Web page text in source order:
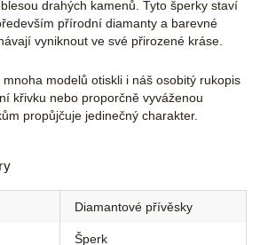
drahých kamenů. Tyto šperky staví
přírodní diamanty a barevné
vyniknout ve své přirozené kráse.
modelů otiskli i náš osobitý rukopis
křivku nebo proporčně vyváženou
propůjčuje jedinečný charakter.
Diamantové přívěsky
Šperk